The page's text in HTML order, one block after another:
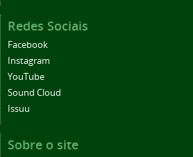
Redes Sociais
Facebook
Instagram
YouTube
Sound Cloud
Issuu
Sobre o site